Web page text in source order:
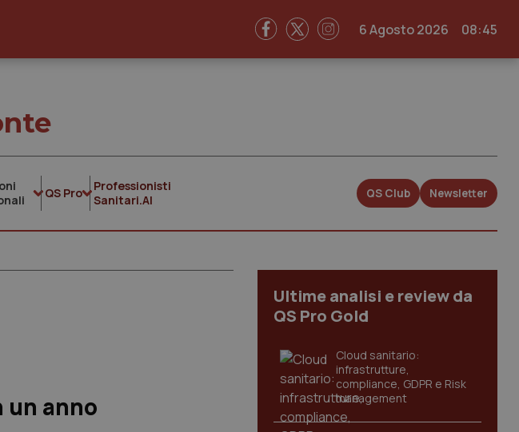
6 Agosto 2026 08:45
QS Pro
Professionisti
Sanitari.AI
QS Club Newsletter
un anno
Ultime analisi e review da
QS Pro Gold
Cloud sanitario:
infrastrutture,
compliance, GDPR e Risk
management